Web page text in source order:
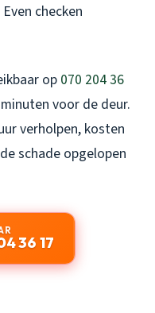
checken
op 070 204 36
voor de deur.
verholpen, kosten
schade opgelopen
36 17